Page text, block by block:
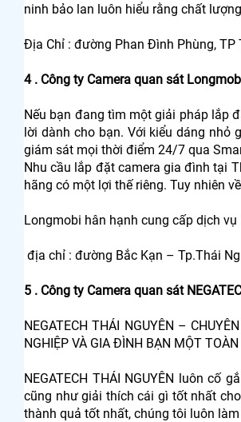
ninh bảo lan luôn hiểu rằng chất
Địa Chỉ : đường Phan Đình Phùng, TP
4 . Công ty Camera quan sát
Nếu bạn đang tìm một giải pháp lắp
lời dành cho bạn. Với kiểu dáng nhỏ
giám sát mọi thời điểm 24/7 qua
Nhu cầu lắp đặt camera gia đình tại
hãng có một lợi thế riêng. Tuy nhiên
Longmobi hân hạnh cung cấp dịch
địa chỉ : đường Bắc Kạn – Tp.Thái
5 . Công ty Camera quan sát
NEGATECH THÁI NGUYÊN –
NGHIỆP VÀ GIA ĐÌNH BẠN MỘT
NEGATECH THÁI NGUYÊN luôn
cũng như giải thích cái gì tốt nhất
thành quả tốt nhất, chúng tôi luôn